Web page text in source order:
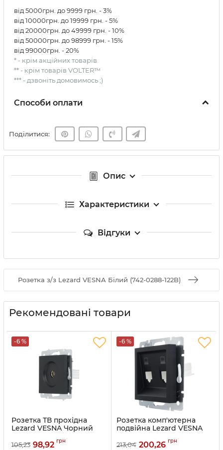
від 5000грн. до 9999 грн. - 3%
від 10000грн. до 19999 грн. - 5%
від 20000грн. до 49999 грн. - 10%
від 50000грн. до 98999 грн. - 15%
від 99000грн. - 20%
* - крім акційних товарів
** - крім товарів VOLTER™
*** - дзвоніть домовимось ;)
Способи оплати
Поділитися:
Опис
Характеристики
Відгуки
Розетка з/з Lezard VESNA Білий (742-0288-122B)
Рекомендовані товари
-6 %
Розетка ТВ прохідна
Lezard VESNA Чорний
Артикул:742-4288-129
105,23 98,92 грн
-6 %
Розетка комп'ютерна
подвійна Lezard VESNA
Артикул:742-4288-141
213,04 200,26 грн